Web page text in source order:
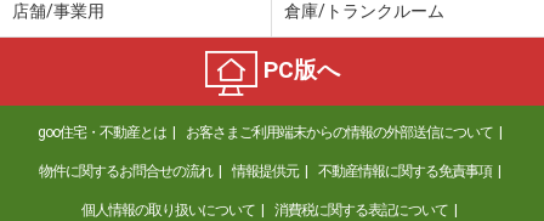
北海道札幌市南区澄川三条３丁目
5.60万円
住 所
北海道札幌市南区澄川三条３丁目
専有面積 34.32m²
間取り
1LDK
北海道函館市港町３
店舗/事業用 倉庫/トランクルーム
PC版へ
goo住宅・不動産とは お客さまご利用端末からの情報の外部送信について
物件に関するお問合せの流れ 情報提供元 不動産情報に関する免責事項
個人情報の取り扱いについて 消費税に関する表記について